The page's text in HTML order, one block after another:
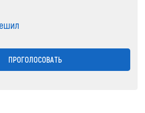
ПРОГОЛОСОВАТЬ